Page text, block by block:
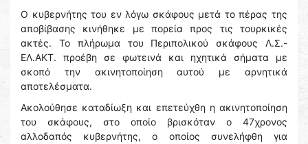
Ο κυβερνήτης του εν λόγω σκάφους μετά το πέρας της
αποβίβασης κινήθηκε με πορεία προς τις τουρκικές
ακτές. Το πλήρωμα του Περιπολικού σκάφους Λ.Σ.-
ΕΛ.ΑΚΤ. προέβη σε φωτεινά και ηχητικά σήματα με
σκοπό την ακινητοποίηση αυτού με αρνητικά
αποτελέσματα.
Ακολούθησε καταδίωξη και επετεύχθη η ακινητοποίηση
του σκάφους, στο οποίο βρισκόταν ο 47χρονος
αλλοδαπός κυβερνήτης, ο οποίος συνελήφθη για